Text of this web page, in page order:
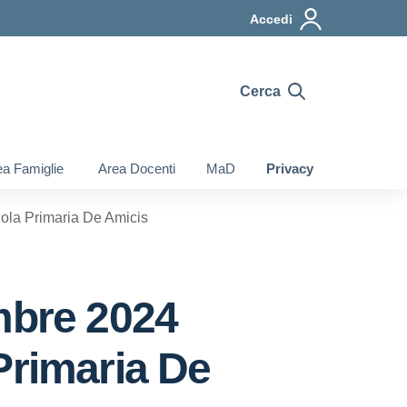
Accedi
Cerca
Famiglie Area Docenti MaD Privacy
Primaria De Amicis
2024
De